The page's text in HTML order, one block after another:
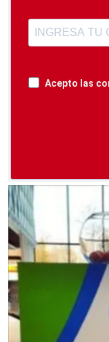
Acepto las